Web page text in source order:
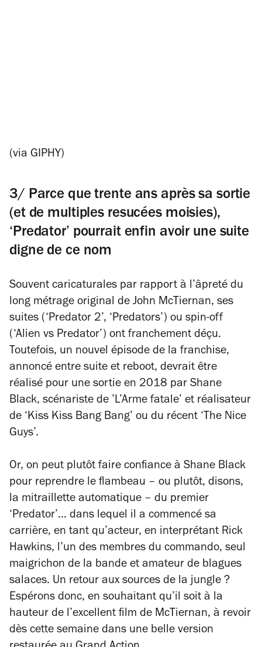
(via GIPHY)
3/ Parce que trente ans après sa sortie
(et de multiples resucées moisies),
‘Predator’ pourrait enfin avoir une suite
digne de ce nom
Souvent caricaturales par rapport à l’âpreté du
long métrage original de John McTiernan, ses
suites (‘Predator 2’, ‘Predators’) ou spin-off
(‘Alien vs Predator’) ont franchement déçu.
Toutefois, un nouvel épisode de la franchise,
annoncé entre suite et reboot, devrait être
réalisé pour une sortie en 2018 par Shane
Black, scénariste de ’L’Arme fatale’ et réalisateur
de ‘Kiss Kiss Bang Bang’ ou du récent ‘The Nice
Guys’.
Or, on peut plutôt faire confiance à Shane Black
pour reprendre le flambeau – ou plutôt, disons,
la mitraillette automatique – du premier
‘Predator’… dans lequel il a commencé sa
carrière, en tant qu’acteur, en interprétant Rick
Hawkins, l’un des membres du commando, seul
maigrichon de la bande et amateur de blagues
salaces. Un retour aux sources de la jungle ?
Espérons donc, en souhaitant qu’il soit à la
hauteur de l’excellent film de McTiernan, à revoir
dès cette semaine dans une belle version